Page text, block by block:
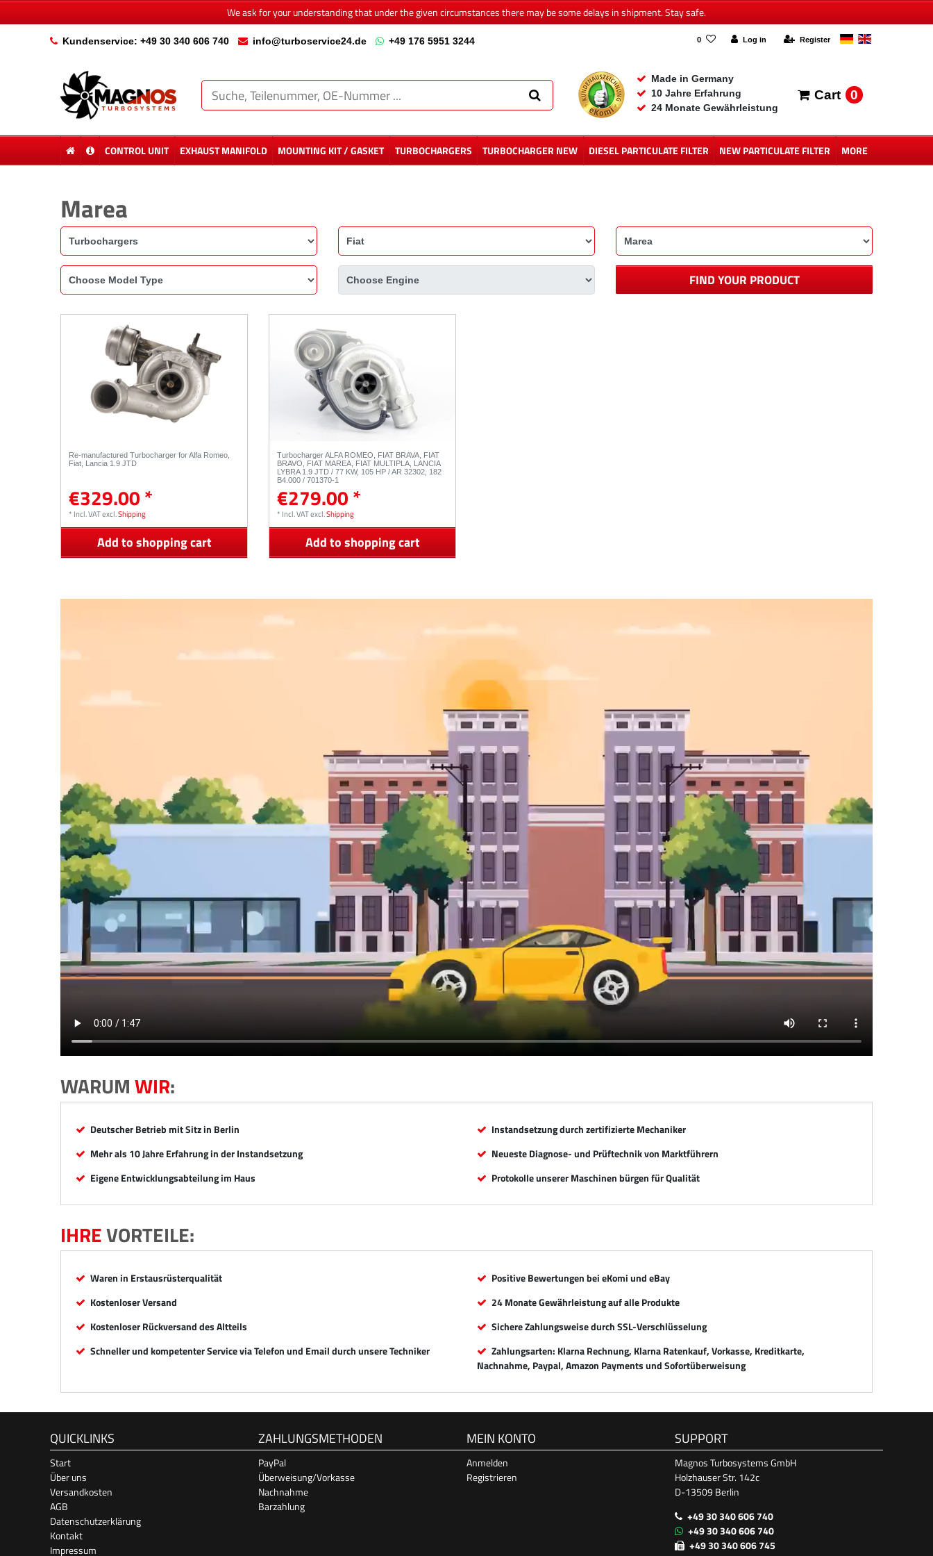
We ask for your understanding that under the given circumstances there may be some delays in shipment. Stay safe.
Kundenservice: +49 30 340 606 740 info@turboservice24.de +49 176 5951 3244 0 Log in Register
Made in Germany
10 Jahre Erfahrung
24 Monate Gewährleistung
Cart 0
CONTROL UNIT EXHAUST MANIFOLD MOUNTING KIT / GASKET TURBOCHARGERS TURBOCHARGER NEW DIESEL PARTICULATE FILTER NEW PARTICULATE FILTER MORE
Marea
FIND YOUR PRODUCT
Re-manufactured Turbocharger for Alfa Romeo,
Fiat, Lancia 1.9 JTD
€329.00 *
* Incl. VATexcl.Shipping
Add to shopping cart
Turbocharger ALFA ROMEO, FIAT BRAVA, FIAT
BRAVO, FIAT MAREA, FIAT MULTIPLA, LANCIA
LYBRA 1.9 JTD / 77 KW, 105 HP / AR 32302, 182
B4.000 / 701370-1
€279.00 *
* Incl. VATexcl.Shipping
Add to shopping cart
WARUMWIR:
Deutscher Betrieb mit Sitz in Berlin
Mehr als 10 Jahre Erfahrung in der Instandsetzung
Eigene Entwicklungsabteilung im Haus
Instandsetzung durch zertifizierte Mechaniker
Neueste Diagnose- und Prüftechnik von Marktführern
Protokolle unserer Maschinen bürgen für Qualität
IHREVORTEILE:
Waren in Erstausrüsterqualität
Kostenloser Versand
Kostenloser Rückversand des Altteils
Schneller und kompetenter Service via Telefon und Email durch unsere Techniker
Positive Bewertungen bei eKomi und eBay
24 Monate Gewährleistung auf alle Produkte
Sichere Zahlungsweise durch SSL-Verschlüsselung
Zahlungsarten: Klarna Rechnung, Klarna Ratenkauf, Vorkasse, Kreditkarte,
Nachnahme, Paypal, Amazon Payments und Sofortüberweisung
QUICKLINKS
Start
Über uns
Versandkosten
AGB
Datenschutzerklärung
Kontakt
Impressum
ZAHLUNGSMETHODEN
PayPal
Überweisung/Vorkasse
Nachnahme
Barzahlung
MEIN KONTO
Anmelden
Registrieren
SUPPORT
Magnos Turbosystems GmbH
Holzhauser Str. 142c
D-13509 Berlin
+49 30 340 606 740
+49 30 340 606 740
+49 30 340 606 745